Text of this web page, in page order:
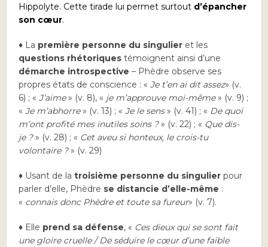
Hippolyte. Cette tirade lui permet surtout d’épancher
son cœur.
♦ La première personne du singulier et les
questions rhétoriques témoignent ainsi d’une
démarche introspective – Phèdre observe ses
propres états de conscience : «Je t’en ai dit assez» (v.
6) ; «J’aime» (v. 8), « je m’approuve moi-même» (v. 9) ;
«Je m’abhorre» (v. 13) ; «Je le sens» (v. 41) ; « De quoi
m’ont profité mes inutiles soins ?» (v. 22) ; « Que dis-
je ?» (v. 28) ; « Cet aveu si honteux, le crois-tu
volontaire ?» (v. 29)
♦ Usant de latroisième personne du singulier pour
parler d’elle, Phèdre se distancie d’elle-même :
« connais donc Phèdre et toute sa fureur» (v. 7).
♦ Elle prend sa défense, « Ces dieux qui se sont fait
une gloire cruelle / De séduire le cœur d’une faible